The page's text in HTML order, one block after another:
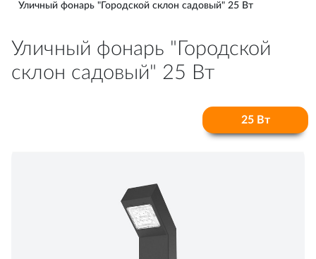
Уличный фонарь "Городской склон садовый" 25 Вт
Уличный фонарь "Городской
склон садовый" 25 Вт
25 Вт